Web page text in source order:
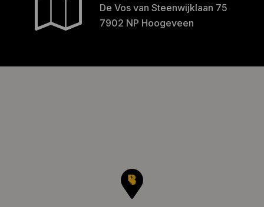
De Vos van Steenwijklaan 75
7902 NP Hoogeveen